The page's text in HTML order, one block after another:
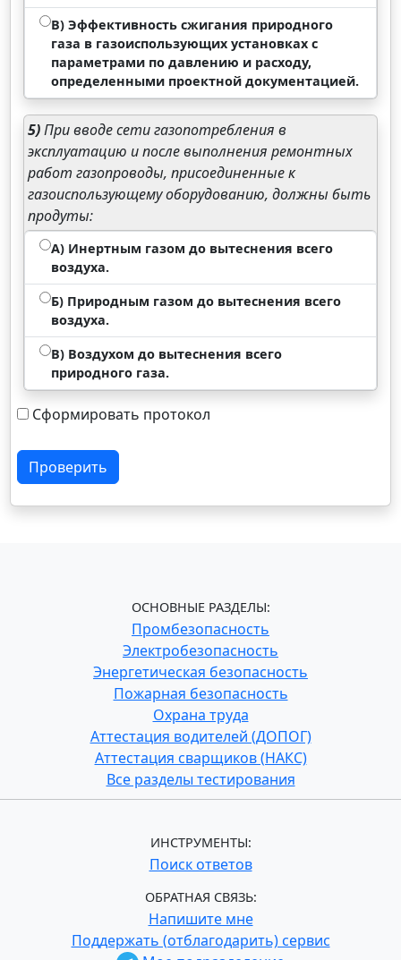
В) Эффективность сжигания природного
газа в газоиспользующих установках с
параметрами по давлению и расходу,
определенными проектной документацией.
5)При вводе сети газопотребления в
эксплуатацию и после выполнения ремонтных
работ газопроводы, присоединенные к
газоиспользующему оборудованию, должны быть
продуты:
А) Инертным газом до вытеснения всего
воздуха.
Б) Природным газом до вытеснения всего
воздуха.
В) Воздухом до вытеснения всего
природного газа.
Сформировать протокол
Проверить
ОСНОВНЫЕ РАЗДЕЛЫ:
Промбезопасность
Электробезопасность
Энергетическая безопасность
Пожарная безопасность
Охрана труда
Аттестация водителей (ДОПОГ)
Аттестация сварщиков (НАКС)
Все разделы тестирования
ИНСТРУМЕНТЫ:
Поиск ответов
ОБРАТНАЯ СВЯЗЬ:
Напишите мне
Поддержать (отблагодарить) сервис